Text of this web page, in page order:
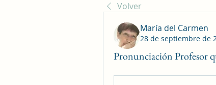
Volver
María del Carmen
28 de septiembre de
Pronunciación Profesor